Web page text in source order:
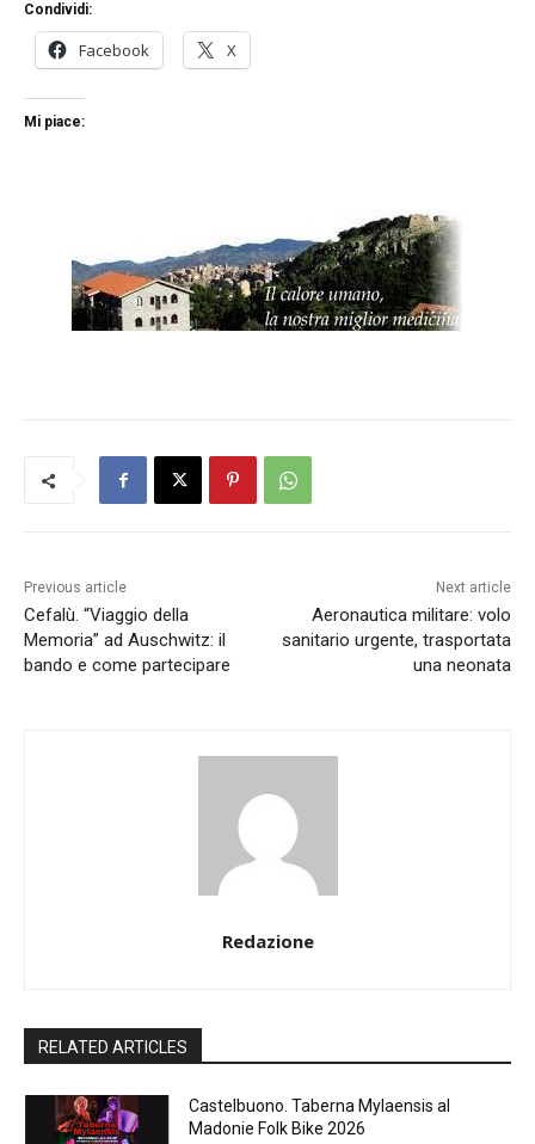
Condividi:
Facebook X
Mi piace:
Previous article
Cefalù. “Viaggio della
Memoria” ad Auschwitz: il
bando e come partecipare
Next article
Aeronautica militare: volo
sanitario urgente, trasportata
una neonata
Redazione
RELATED ARTICLES
Castelbuono. Taberna Mylaensis al
Madonie Folk Bike 2026